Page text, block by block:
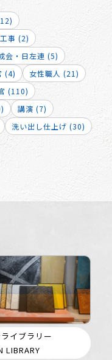
事 (2)
会・日左連 (5)
(4)
女性職人 (21)
(110)
講演 (7)
洗い出し仕上げ (30)
ライブラリー
LIBRARY